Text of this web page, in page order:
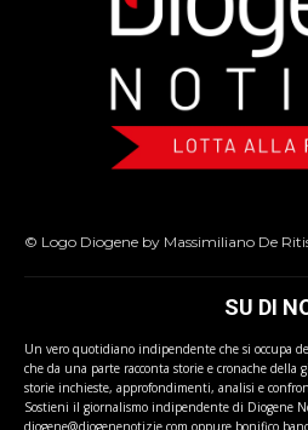
© Logo Diogene by Massimiliano De
SU DI
Un vero quotidiano indipendente che si occupa
che da una parte racconta storie e cronache della
storie inchieste, approfondimenti, analisi e
Sostieni il giornalismo indipendente di Diogene
diogene@diogenenotizie.com oppure bonifico